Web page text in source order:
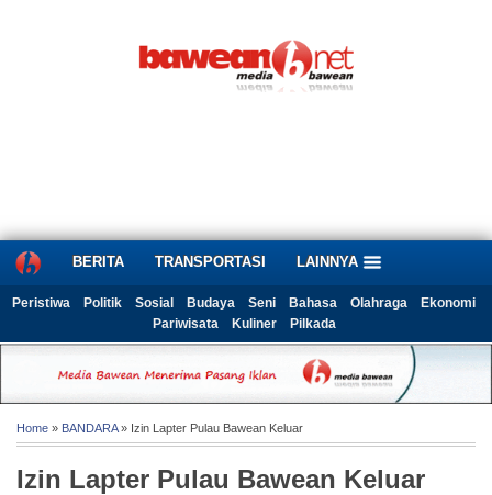
BERITA TRANSPORTASI LAINNYA
Peristiwa Politik Sosial Budaya Seni Bahasa Olahraga
Ekonomi
Pariwisata
Kuliner Pilkada
Home » BANDARA» Izin Lapter Pulau Bawean Keluar
Izin Lapter Pulau Bawean Keluar